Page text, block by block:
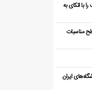
با اتکای به
مناسبات
ایران